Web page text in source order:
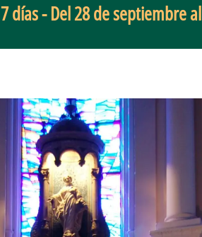
7 días - Del 28 de septiembre